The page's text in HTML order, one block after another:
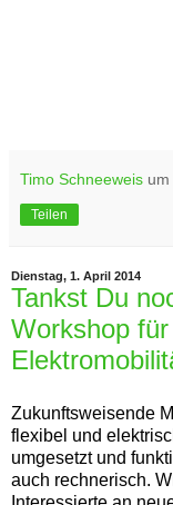
Timo Schneeweis um
Teilen
Dienstag, 1. April 2014
Tankst Du
Workshop
Zukunftsweisende
flexibel und
umgesetzt und
auch rechnerisch.